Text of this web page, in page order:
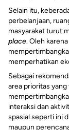
Selain itu,
perbelanjaan,
masyarakat turut
place. Oleh
memperhatikan
Sebagai
area prioritas
interaksi dan
spasial seperti ini
maupun